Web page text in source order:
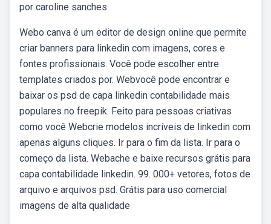
por caroline sanches
Webo canva é um editor de design online que permite
criar banners para linkedin com imagens, cores e
fontes profissionais. Você pode escolher entre
templates criados por. Webvocê pode encontrar e
baixar os psd de capa linkedin contabilidade mais
populares no freepik. Feito para pessoas criativas
como você Webcrie modelos incríveis de linkedin com
apenas alguns cliques. Ir para o fim da lista. Ir para o
começo da lista. Webache e baixe recursos grátis para
capa contabilidade linkedin. 99. 000+ vetores, fotos de
arquivo e arquivos psd. Grátis para uso comercial
imagens de alta qualidade